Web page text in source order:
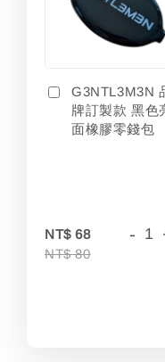
G3NTL3M3N
牌訂製款 黑色
面橡膠零錢包
NT$ 68
NT$ 80
-